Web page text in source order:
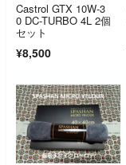
Castrol GTX 10W-3
0 DC-TURBO 4L 2個
セット
¥8,500